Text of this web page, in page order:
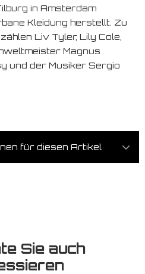
in Amsterdam
Kleidung herstellt. Zu
Liv Tyler, Lily Cole,
Magnus
und der Musiker Sergio
für diesen Artikel
Sie auch